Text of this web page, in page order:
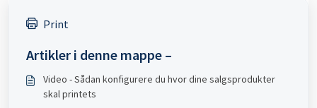
Print
Artikler i denne mappe –
Video - Sådan konfigurere du hvor dine salgsprodukter
skal printets